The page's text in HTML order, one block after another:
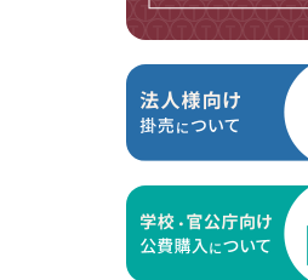
金具・金物
切削工具
研削研磨品
作業用品
ケミカル製品